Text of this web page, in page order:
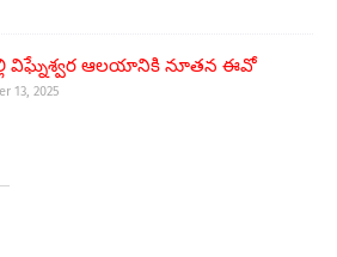
విఘ్నేశ్వర ఆలయానికి నూతన ఈవో
13, 2025